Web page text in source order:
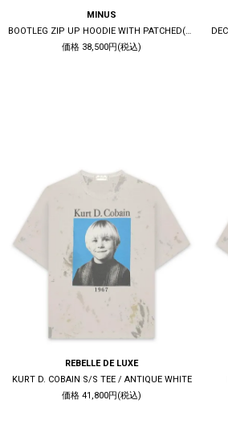
MINUS
BOOTLEG ZIP UP HOODIE WITH PATCHED(MIN) / 10YEARS BLACK
価格 38,500円(税込)
REBELLE DE LUXE
KURT D. COBAIN S/S TEE / ANTIQUE WHITE
価格 41,800円(税込)